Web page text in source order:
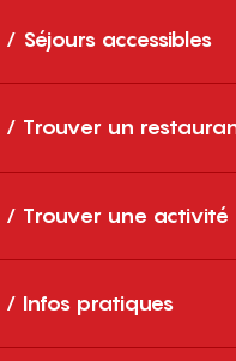
Séjours accessibles
Trouver un
Trouver une activité
Infos pratiques
?